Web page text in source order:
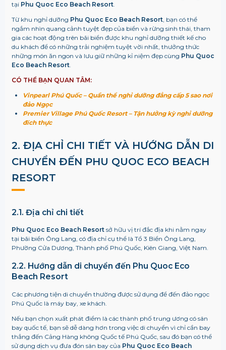
tại Phu Quoc Eco Beach Resort.
Từ khu nghỉ dưỡng Phu Quoc Eco Beach Resort, bạn có thể
ngắm nhìn quang cảnh tuyệt đẹp của biển và rừng sinh thái, tham
gia các hoạt động trên bãi biển được khu nghỉ dưỡng thiết kế cho
du khách để có những trải nghiệm tuyệt vời nhất, thưởng thức
những món ăn ngon và lưu giữ những kỉ niệm đẹp cùng Phu Quoc
Eco Beach Resort.
CÓ THỂ BẠN QUAN TÂM:
Vinpearl Phú Quốc – Quần thể nghỉ dưỡng đẳng cấp 5 sao nơi
đảo Ngọc
Premier Village Phú Quốc Resort – Tận hưởng kỳ nghỉ dưỡng
đích thực
2. ĐỊA CHỈ CHI TIẾT VÀ HƯỚNG DẪN DI
CHUYỂN ĐẾN PHU QUOC ECO BEACH
RESORT
2.1. Địa chỉ chi tiết
Phu Quoc Eco Beach Resortsở hữu vị trí đắc địa khi nằm ngay
tại bãi biển Ông Lang, có địa chỉ cụ thể là Tổ 3 Biển Ông Lang,
Phường Cửa Dương, Thành phố Phú Quốc, Kiên Giang, Việt Nam.
2.2. Hướng dẫn di chuyển đến Phu Quoc Eco
Beach Resort
Các phương tiện di chuyển thường được sử dụng để đến đảo ngọc
Phú Quốc là máy bay, xe khách.
Nếu bạn chọn xuất phát điểm là các thành phố trung ương có sân
bay quốc tế, bạn sẽ dễ dàng hơn trong việc di chuyển vì chỉ cần bay
thẳng đến Cảng Hàng không Quốc tế Phú Quốc, sau đó bạn có thể
sử dụng dịch vụ đưa đón sân bay của Phu Quoc Eco Beach